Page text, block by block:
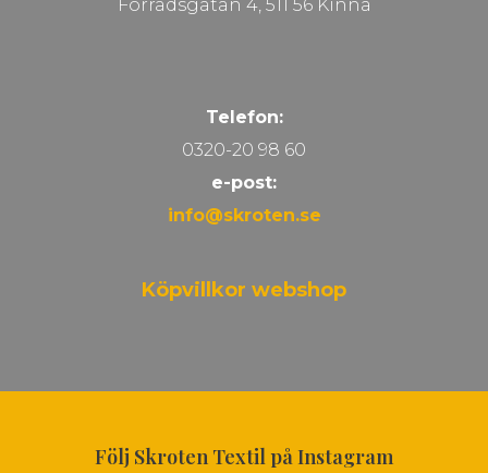
Förrådsgatan 4, 511 56 Kinna
Telefon:
0320-20 98 60
e-post:
info@skroten.se
Köpvillkor webshop
Följ Skroten Textil på Instagram